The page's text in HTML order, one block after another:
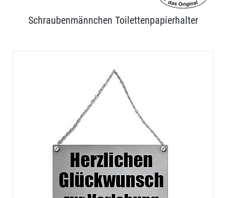
Schraubenmännchen Toilettenpapierhalter